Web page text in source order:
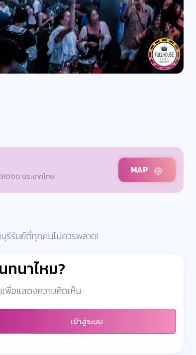
ประเทศไทย
MAP
บุรีรัมย์ที่ทุกคนไม่ควรพลาด!
ทนาไหม?
เพื่อแสดงความคิดเห็น
เข้าสู่ระบบ